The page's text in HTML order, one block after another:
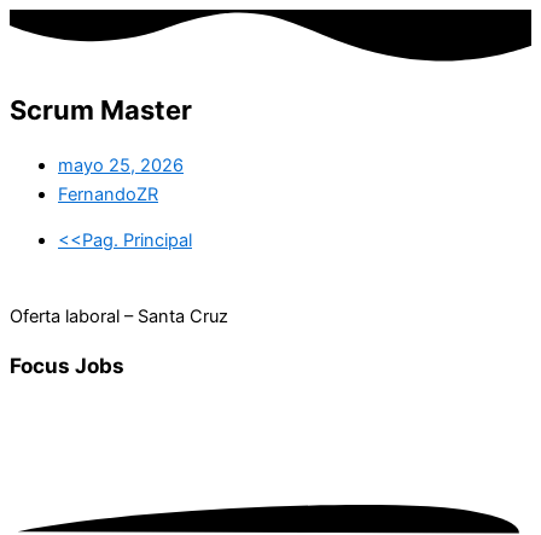
Scrum Master
mayo 25, 2026
FernandoZR
<<Pag. Principal
Oferta laboral – Santa Cruz
Focus Jobs